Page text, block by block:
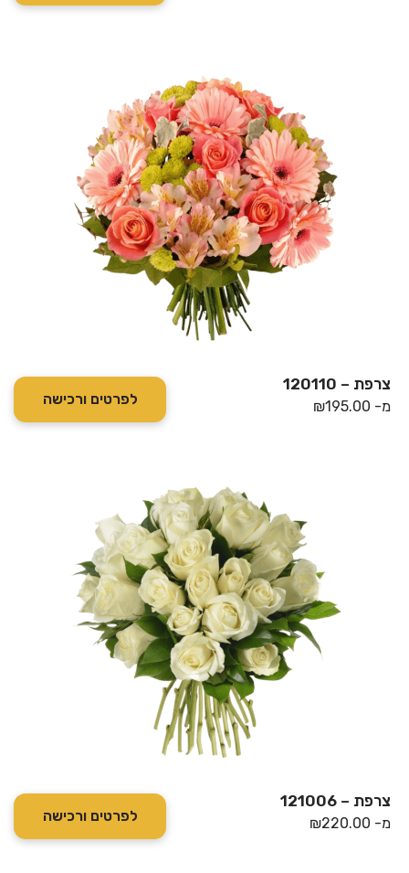
צרפת – 120110
מ- ₪195.00 לפרטים ורכישה
צרפת – 121006
מ- ₪220.00 לפרטים ורכישה